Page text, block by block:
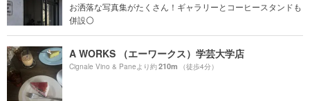
お洒落な写真集がたくさん！ギャラリーとコーヒースタンドも
併設⚪️
A WORKS （エーワークス）学芸大学店
Cignale Vino & Paneより約210m （徒歩4分）